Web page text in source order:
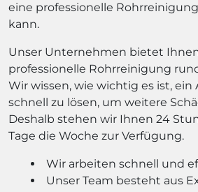
eine professionelle
kann.
Unser Unternehmen bietet
professionelle Rohrreinigung
Wir wissen, wie wichtig es ist,
schnell zu lösen, um weitere
Deshalb stehen wir Ihnen 24
Tage die Woche zur Verfügung.
Wir arbeiten schnell und
Unser Team besteht aus